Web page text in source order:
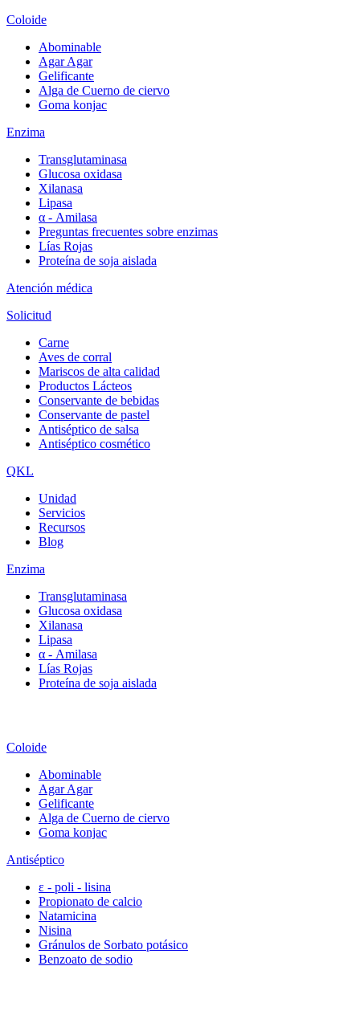
Coloide
Abominable
Agar Agar
Gelificante
Alga de Cuerno de ciervo
Goma konjac
Enzima
Transglutaminasa
Glucosa oxidasa
Xilanasa
Lipasa
α - Amilasa
Preguntas frecuentes sobre enzimas
Lías Rojas
Proteína de soja aislada
Atención médica
Solicitud
Carne
Aves de corral
Mariscos de alta calidad
Productos Lácteos
Conservante de bebidas
Conservante de pastel
Antiséptico de salsa
Antiséptico cosmético
QKL
Unidad
Servicios
Recursos
Blog
Enzima
Transglutaminasa
Glucosa oxidasa
Xilanasa
Lipasa
α - Amilasa
Lías Rojas
Proteína de soja aislada
Coloide
Abominable
Agar Agar
Gelificante
Alga de Cuerno de ciervo
Goma konjac
Antiséptico
ε - poli - lisina
Propionato de calcio
Natamicina
Nisina
Gránulos de Sorbato potásico
Benzoato de sodio